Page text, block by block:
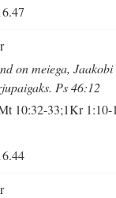
on meiega,
Ps 46:12
10:32-33;1Kr 1:10-